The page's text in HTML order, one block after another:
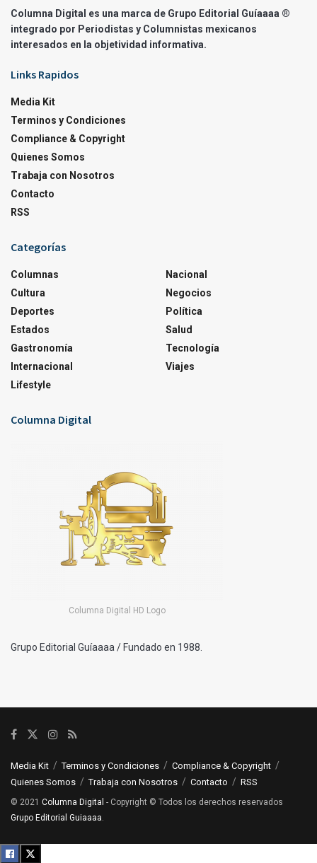
Columna Digital es una marca de Grupo Editorial Guíaaaa ®
integrado por Periodistas y Columnistas mexicanos
interesados en la objetividad informativa.
Links Rapidos
Media Kit
Terminos y Condiciones
Compliance & Copyright
Quienes Somos
Trabaja con Nosotros
Contacto
RSS
Categorías
Columnas
Cultura
Deportes
Estados
Gastronomía
Internacional
Lifestyle
Nacional
Negocios
Política
Salud
Tecnología
Viajes
Columna Digital
Columna Digital HD Logo
Grupo Editorial Guíaaaa / Fundado en 1988.
Media Kit Terminos y Condiciones
Compliance & Copyright
Quienes Somos
Trabaja con Nosotros Contacto RSS
© 2021 Columna Digital - Copyright © Todos los derechos reservados
Grupo Editorial Guiaaaa.